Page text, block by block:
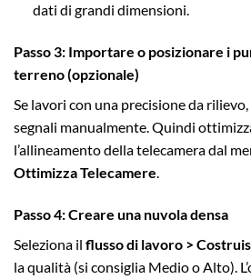
dati di grandi dimensioni.
Passo 3: Importare o posizionare i
terreno (opzionale)
Se lavori con una precisione da
segnali manualmente. Quindi
l’allineamento della telecamera dal
Ottimizza Telecamere.
Passo 4: Creare una nuvola densa
Seleziona il flusso di lavoro >
la qualità (si consiglia Medio o Alto).